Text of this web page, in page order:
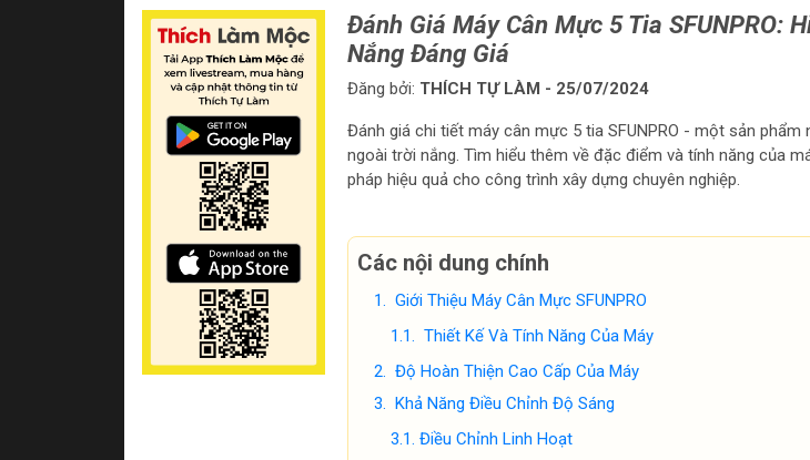
Đánh Giá Máy Cân Mực 5 Tia SFUNPRO:
Nắng Đáng Giá
Đăng bởi: THÍCH TỰ LÀM - 25/07/2024
Đánh giá chi tiết máy cân mực 5 tia SFUNPRO - một sản
ngoài trời nắng. Tìm hiểu thêm về đặc điểm và tính năng của
pháp hiệu quả cho công trình xây dựng chuyên nghiệp.
Các nội dung chính
Giới Thiệu Máy Cân Mực SFUNPRO
Thiết Kế Và Tính Năng Của Máy
Độ Hoàn Thiện Cao Cấp Của Máy
Khả Năng Điều Chỉnh Độ Sáng
Điều Chỉnh Linh Hoạt